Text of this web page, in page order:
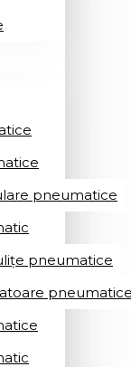
pneumatice
pneumatice